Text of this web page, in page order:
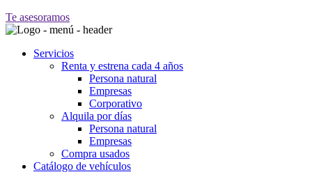
Te asesoramos
Servicios
Renta y estrena cada 4 años
Persona natural
Empresas
Corporativo
Alquila por días
Persona natural
Empresas
Compra usados
Catálogo de vehículos